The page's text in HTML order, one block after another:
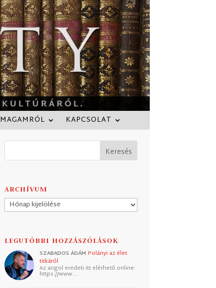
MAGAMRÓL KAPCSOLAT
ARCHÍVUM
Archívum
LEGUTÓBBI HOZZÁSZÓLÁSOK
SZABADOS ÁDÁM Polányi az élet
titkáról
Az angol eredeti itt elérhető online:
https://www.…